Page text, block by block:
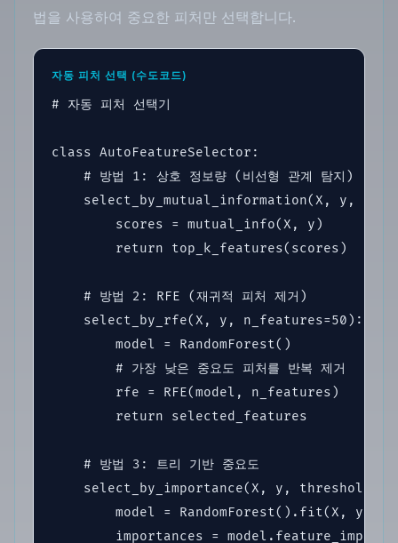
법을 사용하여 중요한 피처만 선택합니다.
자동 피처 선택 (수도코드)
# 자동 피처 선택기
class AutoFeatureSelector:
    # 방법 1: 상호 정보량 (비선형 관계 탐지)
select_by_mutual_information(X, y,
        scores = mutual_info(X, y)
        return top_k_features(scores)
    # 방법 2: RFE (재귀적 피처 제거)
    select_by_rfe(X, y, n_features=50):
        model = RandomForest()
        # 가장 낮은 중요도 피처를 반복 제거
        rfe = RFE(model, n_features)
        return selected_features
    # 방법 3: 트리 기반 중요도
select_by_importance(X, y,
        model = RandomForest().fit(X, y)
importances =